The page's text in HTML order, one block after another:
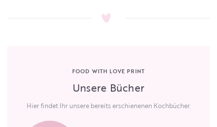
FOOD WITH LOVE PRINT
Unsere Bücher
Hier findet Ihr unsere bereits erschienenen Kochbücher.